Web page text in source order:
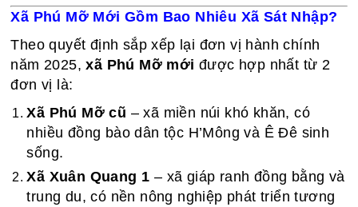
Xã Phú Mỡ Mới Gồm Bao Nhiêu Xã Sát Nhập?
Theo quyết định sắp xếp lại đơn vị hành chính
năm 2025,xã Phú Mỡ mới được hợp nhất từ 2
đơn vị là:
Xã Phú Mỡ cũ – xã miền núi khó khăn, có
nhiều đồng bào dân tộc H’Mông và Ê Đê sinh
sống.
Xã Xuân Quang 1 – xã giáp ranh đồng bằng và
trung du, có nền nông nghiệp phát triển tương